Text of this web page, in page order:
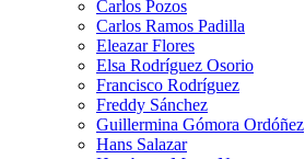
Carlos Pozos
Carlos Ramos Padilla
Eleazar Flores
Elsa Rodríguez Osorio
Francisco Rodríguez
Freddy Sánchez
Guillermina Gómora Ordóñez
Hans Salazar